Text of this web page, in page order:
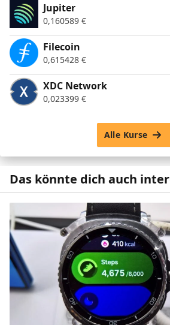
Jupiter
0,160589 €
Filecoin
0,615428 €
XDC Network
0,023399 €
Alle Kurse
Das könnte dich auch